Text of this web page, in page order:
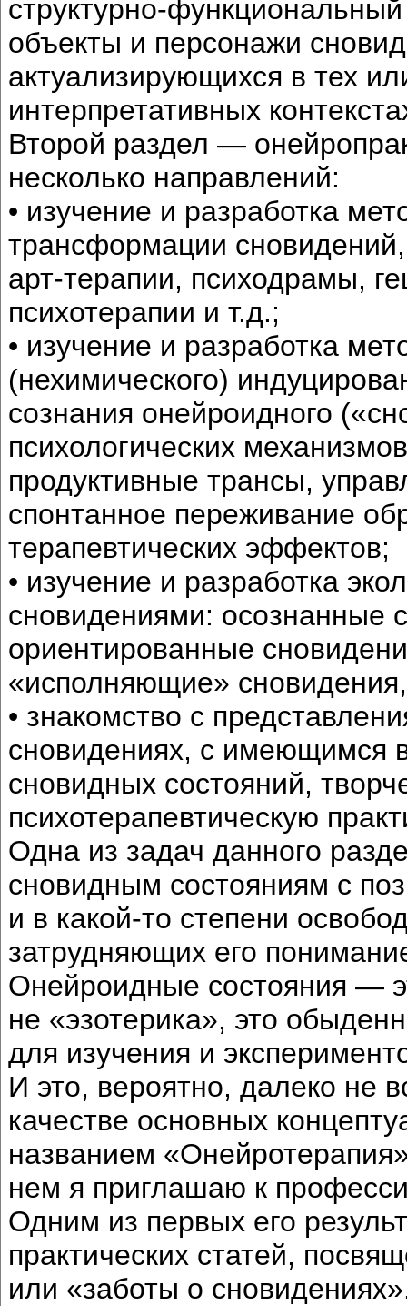
структурно-
объекты и персонажи
актуализирующихся в тех
интерпретативных
Второй раздел —
несколько направлений:
• изучение и разработка
трансформации
арт-терапии, психодрамы,
психотерапии и т.д.;
• изучение и разработка
(нехимического)
сознания онейроидного
психологических
продуктивные трансы,
спонтанное переживание
терапевтических эффектов;
• изучение и разработка
сновидениями: осознанные
ориентированные
«исполняющие»
• знакомство с
сновидениях, с имеющимся
сновидных состояний,
психотерапевтическую
Одна из задач данного
сновидным состояниям с
и в какой-то степени
затрудняющих его
Онейроидные состояния —
не «эзотерика», это
для изучения и
И это, вероятно, далеко не
качестве основных
названием
нем я приглашаю к
Одним из первых его
практических статей,
или «заботы о